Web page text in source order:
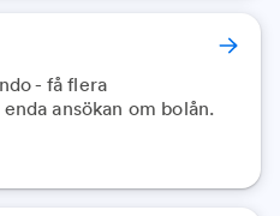
- få flera
ansökan om bolån.